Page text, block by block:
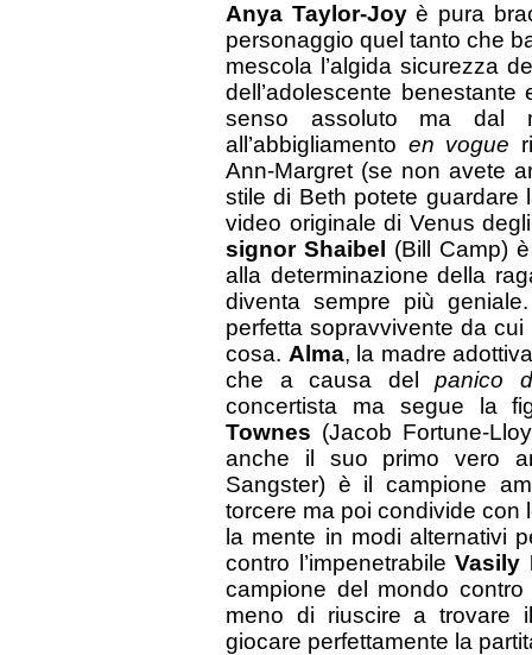
Anya Taylor-Joyè pura
personaggio quel tanto che
mescola l’algida sicurezza
dell’adolescente
senso assoluto ma dal
all’abbigliamento en vogue
Ann-Margret (se non avete
stile di Beth potete guardare
video originale di Venus
signor Shaibel
(Bill Camp)
alla determinazione della
diventa sempre più
perfetta sopravvivente da
cosa. Alma, la madre
che a causa del panico
concertista ma segue la
Townes (Jacob Fortune-
anche il suo primo vero
Sangster) è il campione
torcere ma poi condivide con
la mente in modi alternativi
contro l’impenetrabileVasily
campione del mondo
meno di riuscire a trovare
giocare perfettamente la